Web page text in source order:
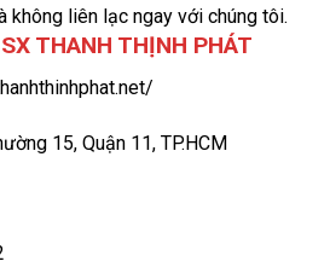
không liên lạc ngay với chúng tôi.
THANH THỊNH PHÁT
15, Quận 11, TP.HCM